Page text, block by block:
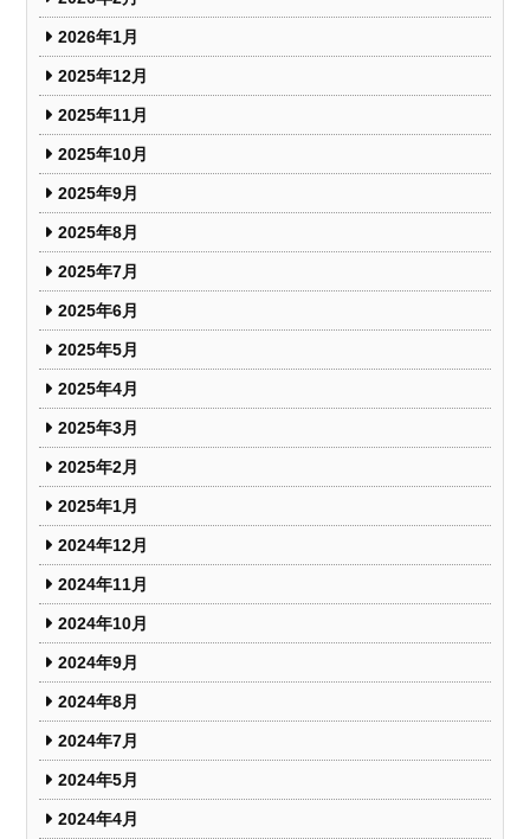
2026年1月
2025年12月
2025年11月
2025年10月
2025年9月
2025年8月
2025年7月
2025年6月
2025年5月
2025年4月
2025年3月
2025年2月
2025年1月
2024年12月
2024年11月
2024年10月
2024年9月
2024年8月
2024年7月
2024年5月
2024年4月